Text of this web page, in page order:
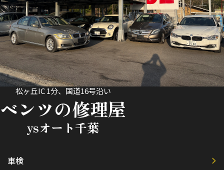
松ヶ丘IC 1分、国道16号沿い
ベンツの修理屋
ysオート千葉
車検